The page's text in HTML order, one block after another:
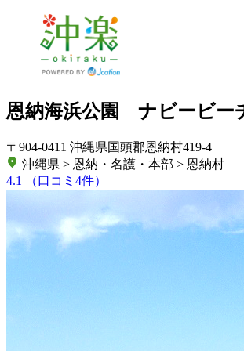
恩納海浜公園 ナビービー
〒904-0411 沖縄県国頭郡恩納村419-4
沖縄県 > 恩納・名護・本部 > 恩納村
4.1
（口コミ4件）